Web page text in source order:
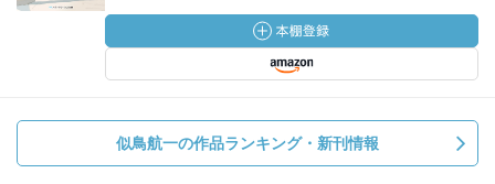
似鳥航一の作品ランキング・新刊情報